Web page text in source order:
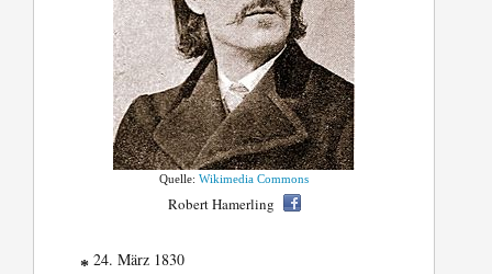
Quelle:Wikimedia Commons
Robert Hamerling
* 24. März 1830